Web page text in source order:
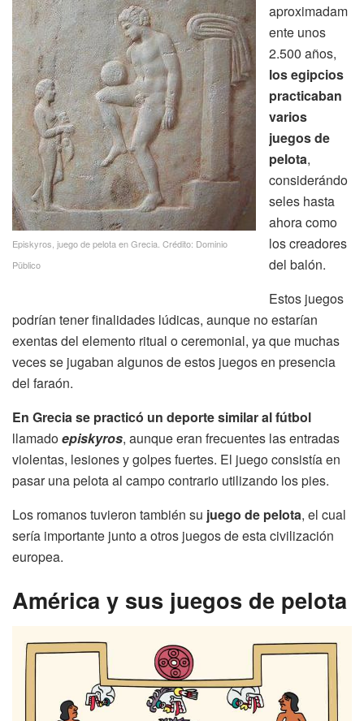
Episkyros, juego de pelota en Grecia. Crédito: Dominio
Püblico
aproximadam
ente unos
2.500 años,
los egipcios
practicaban
varios
juegos de
pelota,
considerándo
seles hasta
ahora como
los creadores
del balón.
Estos juegos
podrían tener finalidades lúdicas, aunque no estarían
exentas del elemento ritual o ceremonial, ya que muchas
veces se jugaban algunos de estos juegos en presencia
del faraón.
En Grecia se practicó un deporte similar al fútbol
llamadoepiskyros, aunque eran frecuentes las entradas
violentas, lesiones y golpes fuertes. El juego consistía en
pasar una pelota al campo contrario utilizando los pies.
Los romanos tuvieron también su juego de pelota, el cual
sería importante junto a otros juegos de esta civilización
europea.
América y sus juegos de pelota